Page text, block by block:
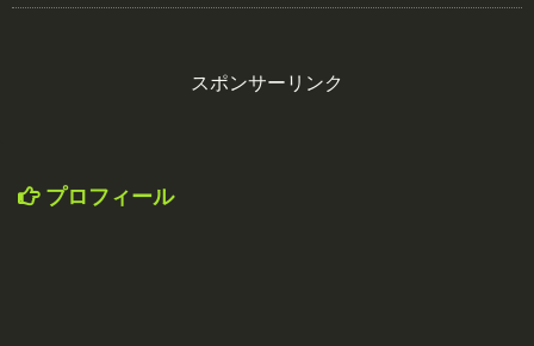
スポンサーリンク
プロフィール